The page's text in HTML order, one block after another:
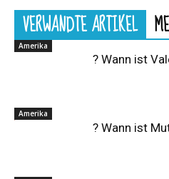
VERWANDTE ARTIKEL
Amerika
? Wann ist
Amerika
? Wann ist